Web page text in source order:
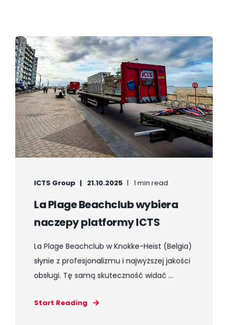
ICTS Group 21.10.2025 1 min read
La Plage Beachclub wybiera
naczepy platformy ICTS
La Plage Beachclub w Knokke-Heist (Belgia)
słynie z profesjonalizmu i najwyższej jakości
obsługi. Tę samą skuteczność widać ...
Start Reading